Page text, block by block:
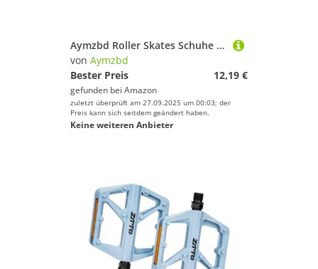
Aymzbd Roller Skates Schuhe Aufhängeband Skistiefel Trageriemen Haken Tragriemen mit Ergonomischem Handgriff Aus Festem Polyester für Outdoor Skigebiet Turnh, Schwarz
von Aymzbd
Bester Preis
12,19 €
gefunden bei Amazon
zuletzt überprüft am 27.09.2025 um 00:03; der
Preis kann sich seitdem geändert haben.
Keine weiteren Anbieter